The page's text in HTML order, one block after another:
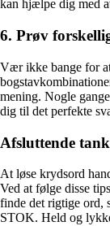
kan hjælpe dig med
6. Prøv
Vær ikke bange for
mening. Nogle
dig til det perfekte
Afsluttende
At løse krydsord
Ved at følge disse
finde det rigtige ord,
STOK. Held og